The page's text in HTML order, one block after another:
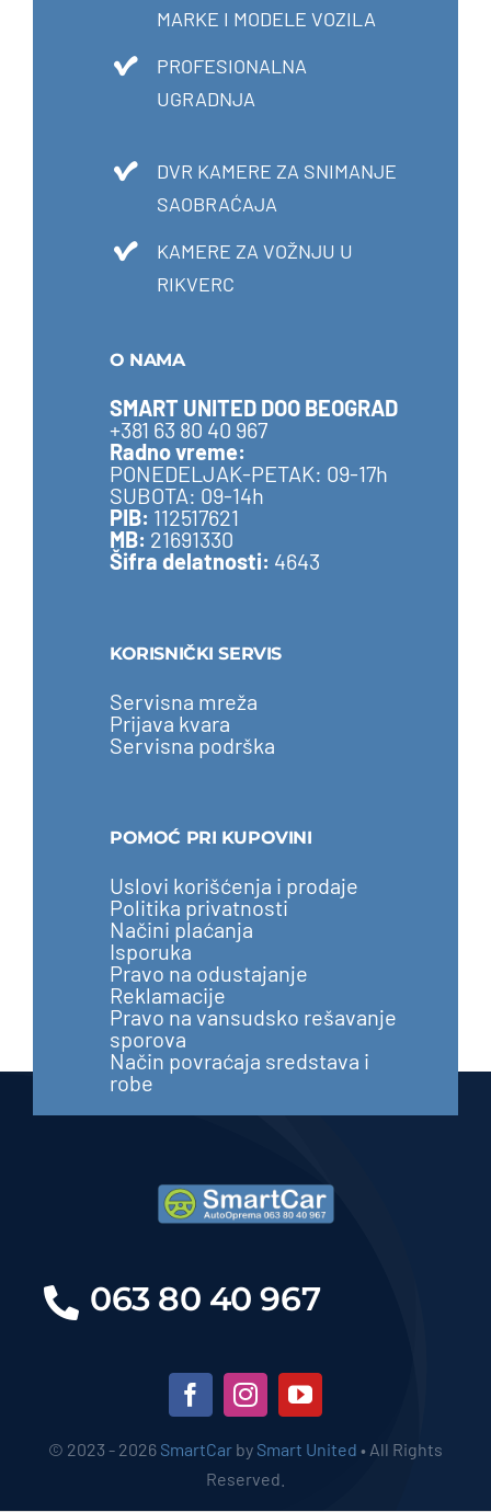
MARKE I MODELE VOZILA
PROFESIONALNA
UGRADNJA
DVR KAMERE ZA SNIMANJE
SAOBRAĆAJA
KAMERE ZA VOŽNJU U
RIKVERC
O NAMA
SMART UNITED DOO BEOGRAD
+381 63 80 40 967
Radno vreme:
PONEDELJAK-PETAK: 09-17h
SUBOTA: 09-14h
PIB: 112517621
MB: 21691330
Šifra delatnosti: 4643
KORISNIČKI SERVIS
Servisna mreža
Prijava kvara
Servisna podrška
POMOĆ PRI KUPOVINI
Uslovi korišćenja i prodaje
Politika privatnosti
Načini plaćanja
Isporuka
Pravo na odustajanje
Reklamacije
Pravo na vansudsko rešavanje
sporova
Način povraćaja sredstava i
robe
063 80 40 967
© 2023 - 2026 SmartCar by Smart United • All Rights
Reserved.